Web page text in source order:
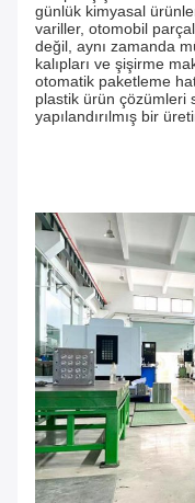
günlük kimyasal
variller, otomobil
değil, aynı zamanda
kalıpları ve şişirme
otomatik paketleme
plastik ürün çözümleri
yapılandırılmış bir